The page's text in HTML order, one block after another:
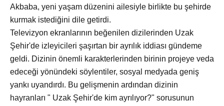
Akbaba, yeni yaşam düzenini ailesiyle birlikte bu şehirde
kurmak istediğini dile getirdi.
Televizyon ekranlarının beğenilen dizilerinden Uzak
Şehir'de izleyicileri şaşırtan bir ayrılık iddiası gündeme
geldi. Dizinin önemli karakterlerinden birinin projeye veda
edeceği yönündeki söylentiler, sosyal medyada geniş
yankı uyandırdı. Bu gelişmenin ardından dizinin
hayranları " Uzak Şehir'de kim ayrılıyor?" sorusunun